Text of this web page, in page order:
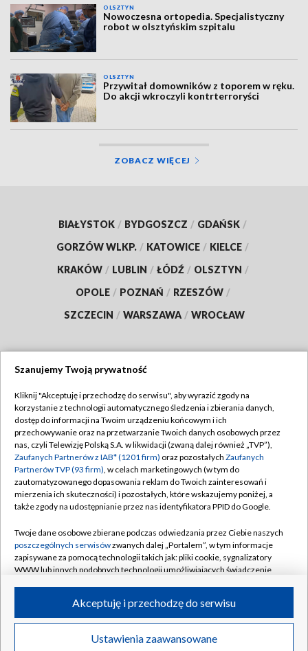
OLSZTYN
Nowoczesna ortopedia. Specjalistyczny
robot w olsztyńskim szpitalu
OLSZTYN
Przywitał domowników z toporem w ręku.
Do akcji wkroczyli kontrterroryści
ZOBACZ WIĘCEJ
BIAŁYSTOK / BYDGOSZCZ / GDAŃSK /
GORZÓW WLKP. / KATOWICE / KIELCE /
KRAKÓW / LUBLIN / ŁÓDŹ / OLSZTYN /
OPOLE / POZNAŃ / RZESZÓW /
SZCZECIN / WARSZAWA / WROCŁAW
TVP
Abonament TVP
Emisja w TVP
Centrum informacji TVP
Naziemna Telewizja Cyfrowa
Rada Programowa
System NOS
Informacje o nadawcy
Program dla prasy
Regulamin TVP
Polityka prywatności
Moje zgody
Pomoc
Kontakt
Kanały
©2026 Telewizja Polska S.A. w likwidacji
Szanujemy Twoją prywatność
Kliknij "Akceptuję i przechodzę do serwisu", aby wyrazić zgody na
korzystanie z technologii automatycznego śledzenia i zbierania danych,
dostęp do informacji na Twoim urządzeniu końcowym i ich
przechowywanie oraz na przetwarzanie Twoich danych osobowych przez
nas, czyli Telewizję Polską S.A. w likwidacji (zwaną dalej również „TVP”),
Zaufanych Partnerów z IAB* (1201 firm) oraz pozostałych Zaufanych
Partnerów TVP (93 firm), w celach marketingowych (w tym do
zautomatyzowanego dopasowania reklam do Twoich zainteresowań i
mierzenia ich skuteczności) i pozostałych, które wskazujemy poniżej, a
także zgody na udostępnianie przez nas identyfikatora PPID do Google.
Twoje dane osobowe zbierane podczas odwiedzania przez Ciebie naszych
poszczególnych serwisówzwanych dalej „Portalem”, w tym informacje
zapisywane za pomocą technologii takich jak: pliki cookie, sygnalizatory
WWW lub innych podobnych technologii umożliwiających świadczenie
ruchu w Internecie.
Twoje dane osobowe zbierane podczas odwiedzania przez Ciebie
poszczególnych serwisówna Portalu, takie jak adresy IP, identyfikatory
Ustawienia zaawansowane
Akceptuję i przechodzę do serwisu